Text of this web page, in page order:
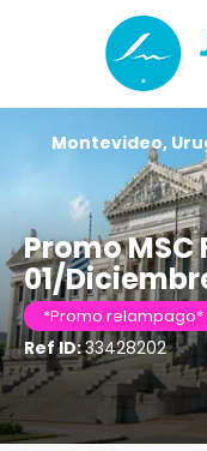
Promo MSC
01/
*Promo
Ref ID:33428202
Montevideo,